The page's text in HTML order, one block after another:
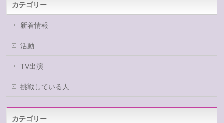
カテゴリー
新着情報
活動
TV出演
挑戦している人
カテゴリー